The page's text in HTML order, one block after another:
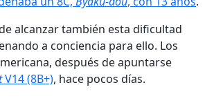
alcanzar también esta dificultad
a conciencia para ello. Los
después de apuntarse
V14 (8B+), hace pocos días.